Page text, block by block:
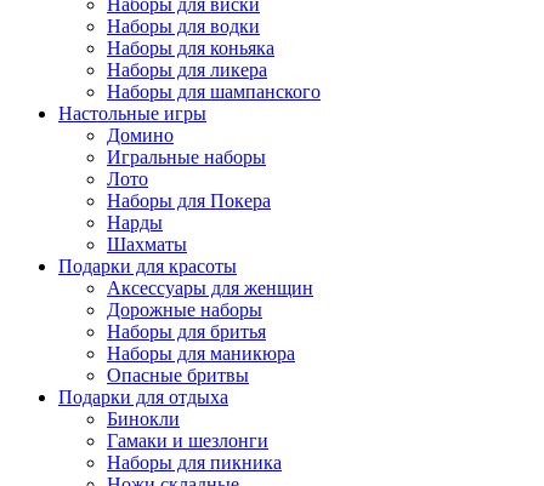
Наборы для виски
Наборы для водки
Наборы для коньяка
Наборы для ликера
Наборы для шампанского
Настольные игры
Домино
Игральные наборы
Лото
Наборы для Покера
Нарды
Шахматы
Подарки для красоты
Аксессуары для женщин
Дорожные наборы
Наборы для бритья
Наборы для маникюра
Опасные бритвы
Подарки для отдыха
Бинокли
Гамаки и шезлонги
Наборы для пикника